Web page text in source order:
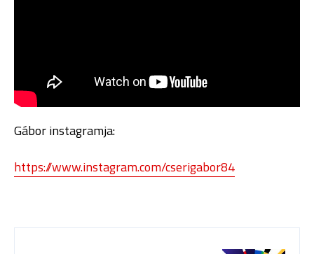
Gábor instagramja:
https://www.instagram.com/cserigabor84